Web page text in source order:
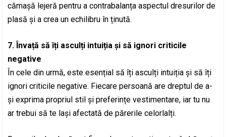
cămașă lejeră pentru a contrabalanța aspectul dresurilor de
plasă și a crea un echilibru în ținută.
7. Învață să îți asculți intuiția și să ignori criticile
negative
În cele din urmă, este esențial să îți asculți intuiția și să îți
ignori criticile negative. Fiecare persoană are dreptul de a-
și exprima propriul stil și preferințe vestimentare, iar tu nu
ar trebui să te lași afectată de părerile celorlalți.